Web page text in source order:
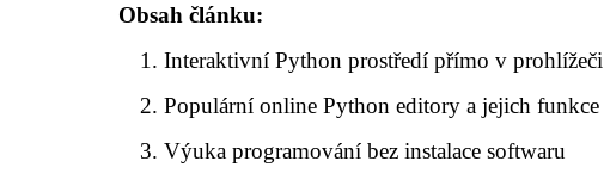
Obsah článku:
Interaktivní Python prostředí přímo v prohlížeči
Populární online Python editory a jejich funkce
Výuka programování bez instalace softwaru